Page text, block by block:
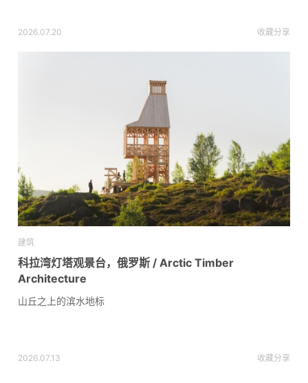
2026.07.20 收藏分享
建筑
科拉湾灯塔观景台，俄罗斯 / Arctic Timber
Architecture
山丘之上的滨水地标
2026.07.13 收藏分享